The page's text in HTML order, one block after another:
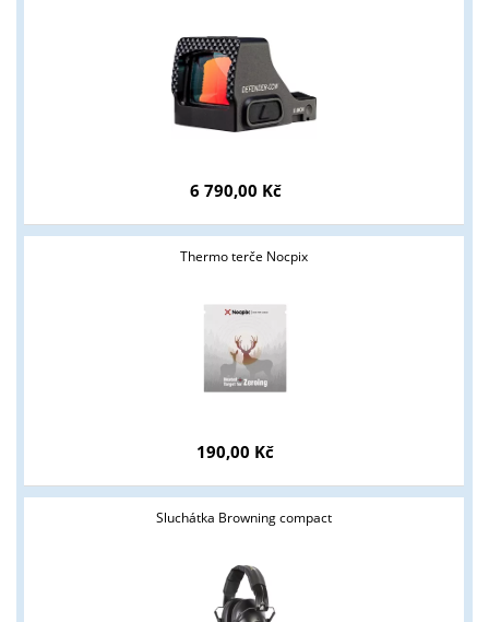
6 790,00 Kč
Thermo terče Nocpix
190,00 Kč
Sluchátka Browning compact